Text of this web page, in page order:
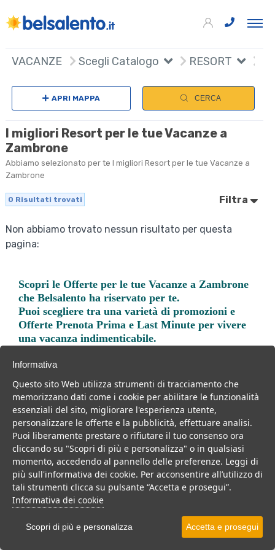
VACANZE Scegli Catalogo RESORT
APRI MAPPA CERCA
I migliori Resort per le tue Vacanze a
Zambrone
Abbiamo selezionato per te I migliori Resort per le tue Vacanze a
Zambrone
0 Risultati trovati Filtra
Non abbiamo trovato nessun risultato per questa
pagina:
Scopri leOfferte per le tue Vacanze a Zambrone
che Belsalento ha riservato per te.
Puoi scegliere tra una varietà di promozioni e
Offerte Prenota Prima e Last Minute per vivere
una vacanza indimenticabile.
Trova la soluzione migliore per la tua prossima
vacanza.
Noi di belsalento.it abbiamo selezionato per te le migliori mete, i
migliori servizi, le migliori offerte per il tuo prossimo viaggio.
Informativa
Questo sito Web utilizza strumenti di tracciamento che
memorizzano dati come i cookie per abilitare le funzionalità
essenziali del sito, migliorare l'esperienza utente,
personalizzare le offerte e la pubblicità, effettuare analisi.
Puoi liberamente prestare o rifiutare il tuo consenso ora
cliccando su "Scopri di più e personalizza" o in qualsiasi
momento, accedendo al pannello delle preferenze. Leggi di
più sull'informativa dei cookie. Per acconsentire all’utilizzo di
tali strumenti clicca su pulsante “Accetta e prosegui”.
Informativa dei cookie
Scopri di più e personalizza Accetta e prosegui